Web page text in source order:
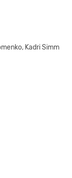
Kadri Simm